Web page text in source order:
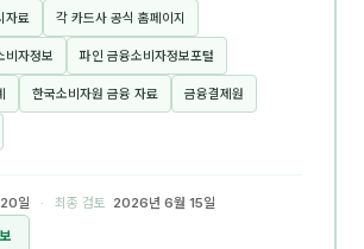
자료 각 카드사 공식 홈페이지
비자정보 파인 금융소비자정보포털
한국소비자원 금융 자료 금융결제원
일 · 최종 검토 2026년 6월 15일